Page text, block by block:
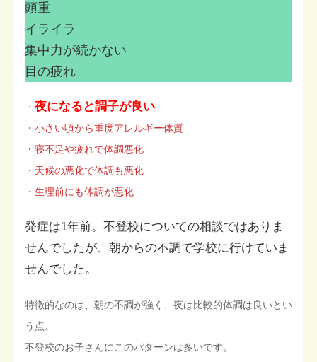
頭重
イライラ
集中力が続かない
目の疲れ
・ 夜になると調子が良い
・小さい頃から重度アレルギー体質
・寝不足や疲れで体調悪化
・天候の悪化で体調も悪化
・生理前にも体調が悪化
発症は1年前。不登校についての相談ではありま
せんでしたが、朝からの不調で学校に行けていま
せんでした。
特徴的なのは、朝の不調が強く、夜は比較的体調は良いとい
う点。
不登校のお子さんにこのパターンは多いです。